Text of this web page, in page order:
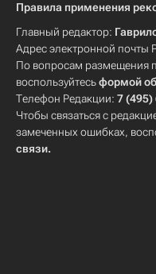
Правила применения
Главный редактор:
Адрес электронной почты
По вопросам размещения
воспользуйтесьформой
Телефон Редакции: 7 (495)
Чтобы связаться с
замеченных ошибках,
связи.